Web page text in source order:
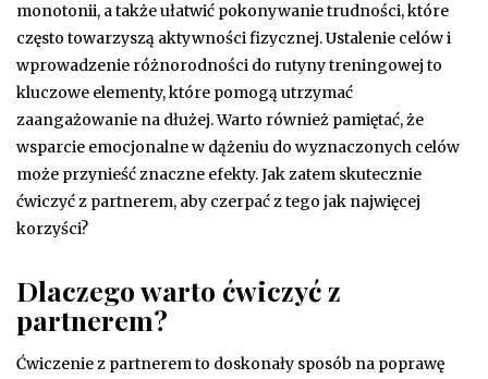
monotonii, a także ułatwić pokonywanie trudności, które
często towarzyszą aktywności fizycznej. Ustalenie celów i
wprowadzenie różnorodności do rutyny treningowej to
kluczowe elementy, które pomogą utrzymać
zaangażowanie na dłużej. Warto również pamiętać, że
wsparcie emocjonalne w dążeniu do wyznaczonych celów
może przynieść znaczne efekty. Jak zatem skutecznie
ćwiczyć z partnerem, aby czerpać z tego jak najwięcej
korzyści?
Dlaczego warto ćwiczyć z
partnerem?
Ćwiczenie z partnerem to doskonały sposób na poprawę